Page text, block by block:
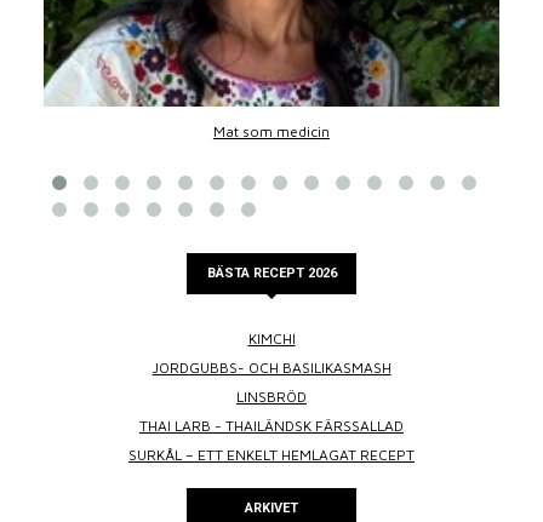
Mat som medicin
BÄSTA RECEPT 2026
KIMCHI
JORDGUBBS- OCH BASILIKASMASH
LINSBRÖD
THAI LARB - THAILÄNDSK FÄRSSALLAD
SURKÅL – ETT ENKELT HEMLAGAT RECEPT
ARKIVET